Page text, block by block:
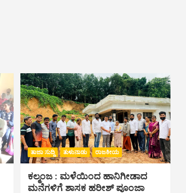
ತಾಜಾ ಸುದ್ದಿ ತುಳುನಾಡು ರಾಜಕೀಯ
ಕಲ್ಮಂಜ : ಮಳೆಯಿಂದ ಹಾನಿಗೀಡಾದ
ಮನೆಗಳಿಗೆ ಶಾಸಕ ಹರೀಶ್ ಪೂಂಜಾ